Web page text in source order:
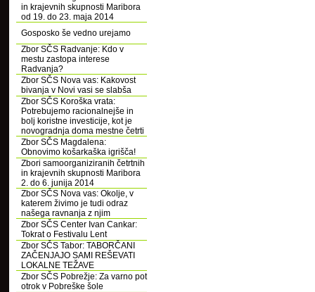
in krajevnih skupnosti Maribora
od 19. do 23. maja 2014
Gosposko še vedno urejamo
Zbor SČS Radvanje: Kdo v
mestu zastopa interese
Radvanja?
Zbor SČS Nova vas: Kakovost
bivanja v Novi vasi se slabša
Zbor SČS Koroška vrata:
Potrebujemo racionalnejše in
bolj koristne investicije, kot je
novogradnja doma mestne četrti
Zbor SČS Magdalena:
Obnovimo košarkaška igrišča!
Zbori samoorganiziranih četrtnih
in krajevnih skupnosti Maribora
2. do 6. junija 2014
Zbor SČS Nova vas: Okolje, v
katerem živimo je tudi odraz
našega ravnanja z njim
Zbor SČS Center Ivan Cankar:
Tokrat o Festivalu Lent
Zbor SČS Tabor: TABORČANI
ZAČENJAJO SAMI REŠEVATI
LOKALNE TEŽAVE
Zbor SČS Pobrežje: Za varno pot
otrok v Pobreške šole